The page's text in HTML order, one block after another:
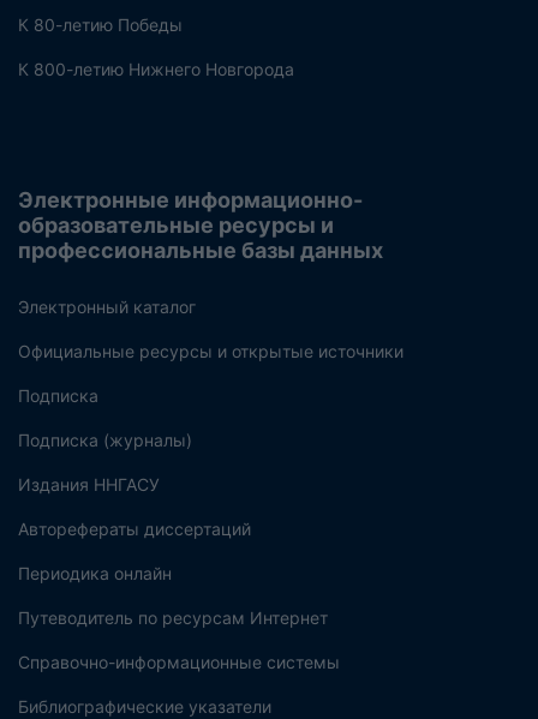
К 80-летию Победы
К 800-летию Нижнего Новгорода
Электронные информационно-
образовательные ресурсы и
профессиональные базы данных
Электронный каталог
Официальные ресурсы и открытые источники
Подписка
Подписка (журналы)
Издания ННГАСУ
Авторефераты диссертаций
Периодика онлайн
Путеводитель по ресурсам Интернет
Справочно-информационные системы
Библиографические указатели